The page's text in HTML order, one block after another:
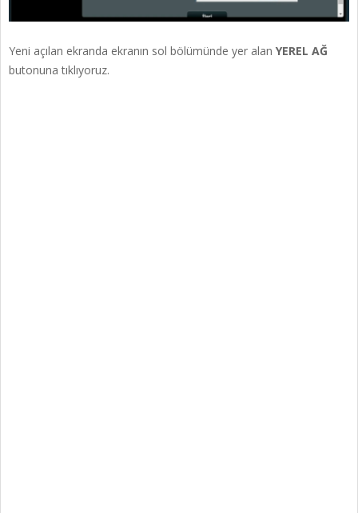
Yeni açılan ekranda ekranın sol bölümünde yer alan YEREL AĞ
butonuna tıklıyoruz.